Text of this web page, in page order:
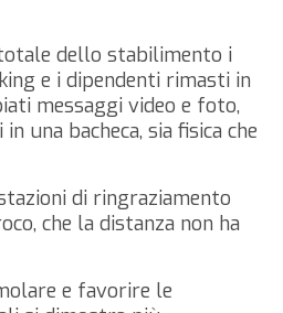
dello stabilimento i
e i dipendenti rimasti in
messaggi video e foto,
una bacheca, sia fisica che
di ringraziamento
che la distanza non ha
e favorire le